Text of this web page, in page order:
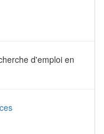
d'emploi en